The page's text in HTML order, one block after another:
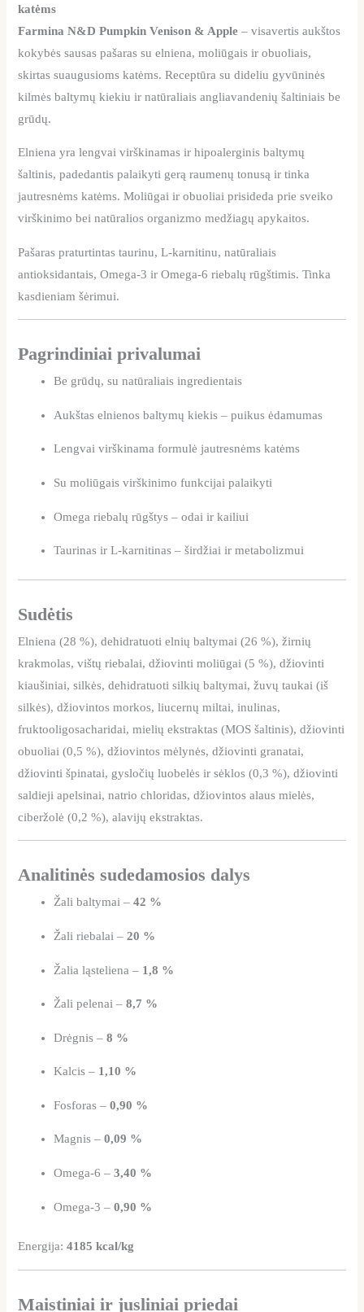
katėms
Farmina N&D Pumpkin Venison & Apple – visavertis aukštos
kokybės sausas pašaras su elniena, moliūgais ir obuoliais,
skirtas suaugusioms katėms. Receptūra su dideliu gyvūninės
kilmės baltymų kiekiu ir natūraliais angliavandenių šaltiniais be
grūdų.
Elniena yra lengvai virškinamas ir hipoalerginis baltymų
šaltinis, padedantis palaikyti gerą raumenų tonusą ir tinka
jautresnėms katėms. Moliūgai ir obuoliai prisideda prie sveiko
virškinimo bei natūralios organizmo medžiagų apykaitos.
Pašaras praturtintas taurinu, L-karnitinu, natūraliais
antioksidantais, Omega-3 ir Omega-6 riebalų rūgštimis. Tinka
kasdieniam šėrimui.
Pagrindiniai privalumai
Be grūdų, su natūraliais ingredientais
Aukštas elnienos baltymų kiekis – puikus ėdamumas
Lengvai virškinama formulė jautresnėms katėms
Su moliūgais virškinimo funkcijai palaikyti
Omega riebalų rūgštys – odai ir kailiui
Taurinas ir L-karnitinas – širdžiai ir metabolizmui
Sudėtis
Elniena (28 %), dehidratuoti elnių baltymai (26 %), žirnių
krakmolas, vištų riebalai, džiovinti moliūgai (5 %), džiovinti
kiaušiniai, silkės, dehidratuoti silkių baltymai, žuvų taukai (iš
silkės), džiovintos morkos, liucernų miltai, inulinas,
fruktooligosacharidai, mielių ekstraktas (MOS šaltinis), džiovinti
obuoliai (0,5 %), džiovintos mėlynės, džiovinti granatai,
džiovinti špinatai, gysločių luobelės ir sėklos (0,3 %), džiovinti
saldieji apelsinai, natrio chloridas, džiovintos alaus mielės,
ciberžolė (0,2 %), alavijų ekstraktas.
Analitinės sudedamosios dalys
Žali baltymai –42 %
Žali riebalai –20 %
Žalia ląsteliena – 1,8 %
Žali pelenai –8,7 %
Drėgnis –8 %
Kalcis – 1,10 %
Fosforas –0,90 %
Magnis –0,09 %
Omega-6 –3,40 %
Omega-3 –0,90 %
Energija:4185 kcal/kg
Maistiniai ir jusliniai priedai